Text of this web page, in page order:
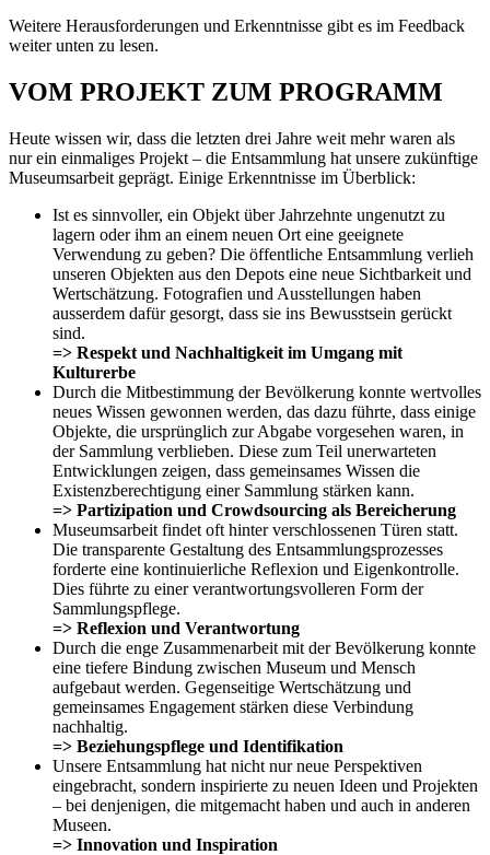
Weitere Herausforderungen und Erkenntnisse gibt es im Feedback
weiter unten zu lesen.
VOM PROJEKT ZUM PROGRAMM
Heute wissen wir, dass die letzten drei Jahre weit mehr waren als
nur ein einmaliges Projekt – die Entsammlung hat unsere zukünftige
Museumsarbeit geprägt. Einige Erkenntnisse im Überblick:
Ist es sinnvoller, ein Objekt über Jahrzehnte ungenutzt zu
lagern oder ihm an einem neuen Ort eine geeignete
Verwendung zu geben? Die öffentliche Entsammlung verlieh
unseren Objekten aus den Depots eine neue Sichtbarkeit und
Wertschätzung. Fotografien und Ausstellungen haben
ausserdem dafür gesorgt, dass sie ins Bewusstsein gerückt
sind.
=> Respekt und Nachhaltigkeit im Umgang mit
Kulturerbe
Durch die Mitbestimmung der Bevölkerung konnte wertvolles
neues Wissen gewonnen werden, das dazu führte, dass einige
Objekte, die ursprünglich zur Abgabe vorgesehen waren, in
der Sammlung verblieben. Diese zum Teil unerwarteten
Entwicklungen zeigen, dass gemeinsames Wissen die
Existenzberechtigung einer Sammlung stärken kann.
=> Partizipation und Crowdsourcing als Bereicherung
Museumsarbeit findet oft hinter verschlossenen Türen statt.
Die transparente Gestaltung des Entsammlungsprozesses
forderte eine kontinuierliche Reflexion und Eigenkontrolle.
Dies führte zu einer verantwortungsvolleren Form der
Sammlungspflege.
=> Reflexion und Verantwortung
Durch die enge Zusammenarbeit mit der Bevölkerung konnte
eine tiefere Bindung zwischen Museum und Mensch
aufgebaut werden. Gegenseitige Wertschätzung und
gemeinsames Engagement stärken diese Verbindung
nachhaltig.
=> Beziehungspflege und Identifikation
Unsere Entsammlung hat nicht nur neue Perspektiven
eingebracht, sondern inspirierte zu neuen Ideen und Projekten
– bei denjenigen, die mitgemacht haben und auch in anderen
Museen.
=> Innovation und Inspiration